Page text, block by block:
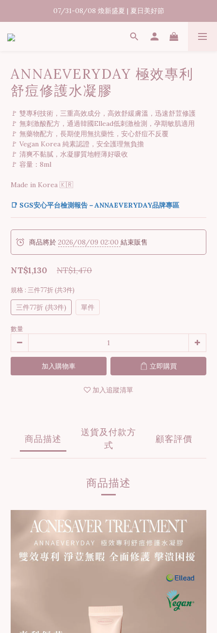
07/31-08/08 煥新盛夏 | 夏日美好節
07/31-08/08 煥新盛夏 | 夏日美好節
出貨時間15-45個工作天
07/31-08/08 煥新盛夏 | 夏日美好節
ANNAEVERYDAY 極效專利
舒痘修護水凝膠
🚩 雙專利技術，三重高效成分，高效舒緩膚溫，迅速舒荳修護
🚩 無刺激酸配方，通過韓國Ellead低刺激檢測，孕期敏肌適用
🚩 無藥物配方，長期使用無抗藥性，安心舒痘不反覆
🚩 Vegan Korea 純素認證，安全護理無負擔
🚩 清爽不黏膩，水凝膠質地輕薄好吸收
🚩 容量：8ml
Made in Korea 🇰🇷
📑 SGS安心平台檢測報告－ANNAEVERYDAY品牌專區
商品將於 2026/08/09 02:00 結束販售
NT$1,470
NT$1,130
規格 : 三件77折 (共3件)
三件77折 (共3件) 單件
數量
加入購物車 立即購買
加入追蹤清單
商品描述
送貨及付款方
式
顧客評價
商品描述